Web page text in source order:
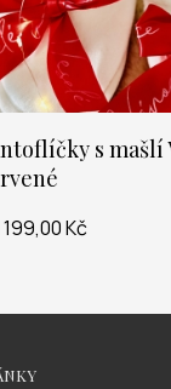
s mašlí
Kč